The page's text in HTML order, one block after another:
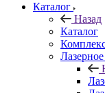
Каталог
Назад
Каталог